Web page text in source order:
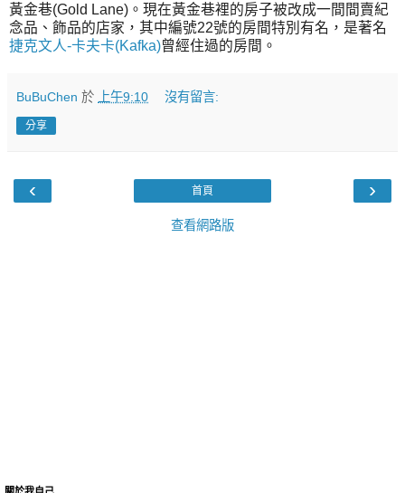
黃金巷(Gold Lane)。現在黃金巷裡的房子被改成一間間賣紀
念品、飾品的店家，其中編號22號的房間特別有名，是著名
捷克文人-卡夫卡(Kafka)曾經住過的房間。
BuBuChen 於 上午9:10 沒有留言:
分享
‹ ›
首頁
查看網路版